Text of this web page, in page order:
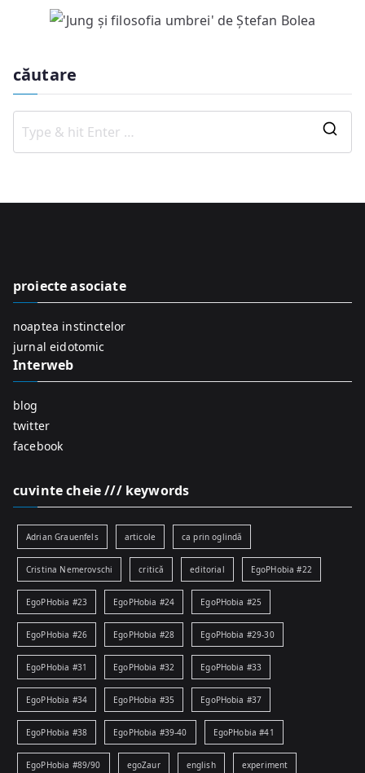
căutare
o
proiecte asociate
noaptea instinctelor
jurnal eidotomic
Interweb
blog
twitter
facebook
cuvinte cheie /// keywords
Adrian Grauenfels articole ca prin oglindă
Cristina Nemerovschi critică editorial EgoPHobia #22
EgoPHobia #23 EgoPHobia #24 EgoPHobia #25
EgoPHobia #26 EgoPHobia #28 EgoPHobia #29-30
EgoPHobia #31 EgoPHobia #32 EgoPHobia #33
EgoPHobia #34 EgoPHobia #35 EgoPHobia #37
EgoPHobia #38 EgoPHobia #39-40 EgoPHobia #41
EgoPHobia #89/90 egoZaur english experiment